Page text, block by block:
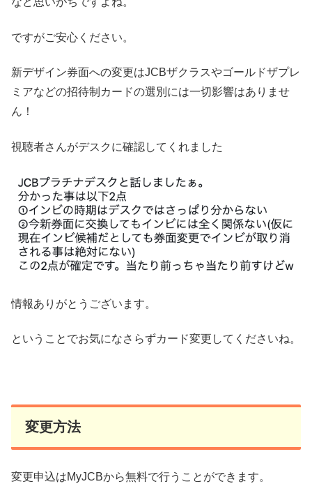
ですがご安心ください。
新デザイン券面への変更はJCBザクラスやゴールドザプレ
ミアなどの招待制カードの選別には一切影響はありませ
ん！
視聴者さんがデスクに確認してくれました
情報ありがとうございます。
ということでお気になさらずカード変更してくださいね。
変更方法
変更申込はMyJCBから無料で行うことができます。